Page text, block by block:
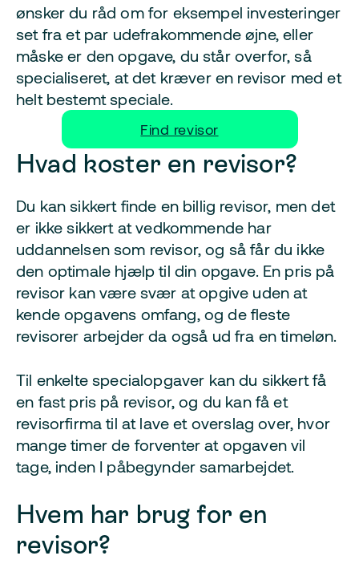
ønsker du råd om for eksempel investeringer
set fra et par udefrakommende øjne, eller
måske er den opgave, du står overfor, så
specialiseret, at det kræver en revisor med et
helt bestemt speciale.
Find revisor
Hvad koster en revisor?
Du kan sikkert finde en billig revisor, men det
er ikke sikkert at vedkommende har
uddannelsen som revisor, og så får du ikke
den optimale hjælp til din opgave. En pris på
revisor kan være svær at opgive uden at
kende opgavens omfang, og de fleste
revisorer arbejder da også ud fra en timeløn.
Til enkelte specialopgaver kan du sikkert få
en fast pris på revisor, og du kan få et
revisorfirma til at lave et overslag over, hvor
mange timer de forventer at opgaven vil
tage, inden I påbegynder samarbejdet.
Hvem har brug for en
revisor?